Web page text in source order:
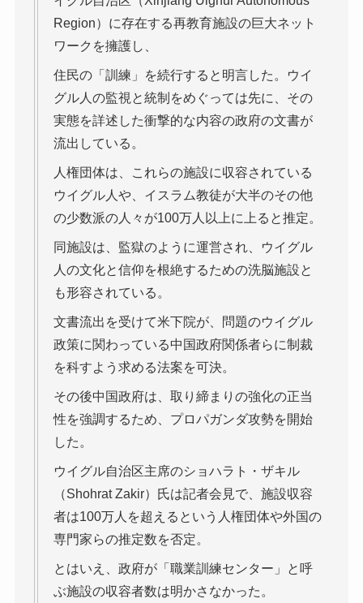
Region）に存在する再教育施設の巨大ネット
ワークを擁護し、
住民の「訓練」を続行すると明言した。ウイ
グル人の監視と統制をめぐっては先に、その
実態を詳述した衝撃的な内容の政府の文書が
流出している。
人権団体は、これらの施設に収容されている
ウイグル人や、イスラム教徒が大半のその他
の少数派の人々が100万人以上に上ると推定。
同施設は、監獄のように運営され、ウイグル
人の文化と信仰を根絶するための洗脳施設と
も形容されている。
文書流出を受けて米下院が、問題のウイグル
政策に関わっている中国政府関係者らに制裁
を科すよう求める法案を可決。
その後中国政府は、取り締まりの強化の正当
性を強調するため、プロパガンダ攻勢を開始
した。
ウイグル自治区主席のショハラト・ザキル
（Shohrat Zakir）氏は記者会見で、施設収容
者は100万人を超えるという人権団体や外国の
専門家らの推定数を否定。
とはいえ、政府が「職業訓練センター」と呼
ぶ施設の収容者数は明かさなかった。